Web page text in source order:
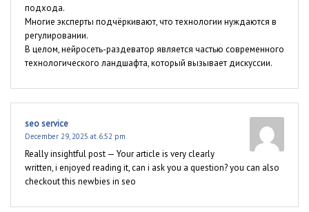
подхода.
Многие эксперты подчёркивают, что технологии нуждаются в
регулировании.
В целом, нейросеть-раздеватор является частью современного
технологического ландшафта, который вызывает дискуссии.
seo service
December 29, 2025 at 6:52 pm
Really insightful post — Your article is very clearly
written, i enjoyed reading it, can i ask you a question? you can also
checkout this newbies in seo